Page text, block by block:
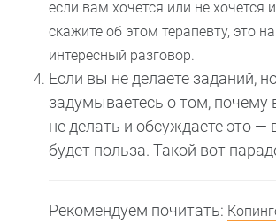
если вам хочется или не хочется
скажите об этом терапевту, это
интересный разговор.
Если вы не делаете заданий,
задумываетесь о том,
не делать и обсуждаете это —
будет польза. Такой вот
Рекомендуем почитать: